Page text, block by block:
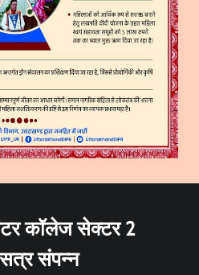
इंटर कॉलेज सेक्टर 2
सत्र संपन्न